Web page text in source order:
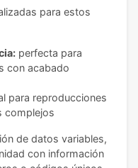
para estos
perfecta para
con acabado
para reproducciones
complejos
de datos variables,
con información